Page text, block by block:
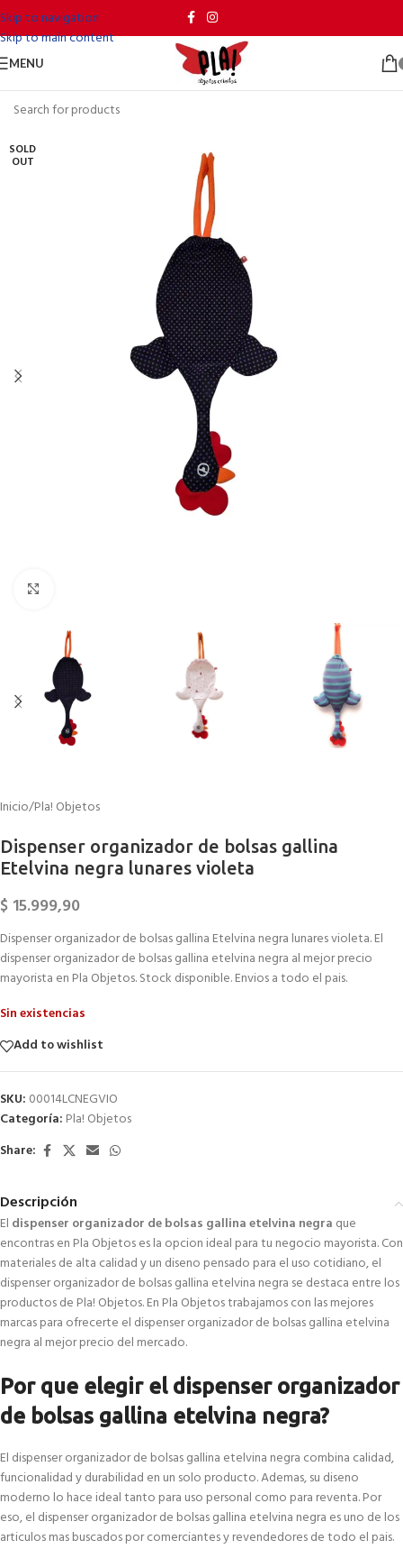
Skip to navigation
Skip to main content
MENU
SOLD
OUT
Inicio/Pla! Objetos
Dispenser organizador de bolsas gallina
Etelvina negra lunares violeta
$ 15.999,90
Dispenser organizador de bolsas gallina Etelvina negra lunares violeta. El
dispenser organizador de bolsas gallina etelvina negra al mejor precio
mayorista en Pla Objetos. Stock disponible. Envios a todo el pais.
Sin existencias
Add to wishlist
SKU: 00014LCNEGVIO
Categoría: Pla! Objetos
Share:
Descripción
El dispenser organizador de bolsas gallina etelvina negra que
encontras en Pla Objetos es la opcion ideal para tu negocio mayorista. Con
materiales de alta calidad y un diseno pensado para el uso cotidiano, el
dispenser organizador de bolsas gallina etelvina negra se destaca entre los
productos de Pla! Objetos. En Pla Objetos trabajamos con las mejores
marcas para ofrecerte el dispenser organizador de bolsas gallina etelvina
negra al mejor precio del mercado.
Por que elegir el dispenser organizador
de bolsas gallina etelvina negra?
El dispenser organizador de bolsas gallina etelvina negra combina calidad,
funcionalidad y durabilidad en un solo producto. Ademas, su diseno
moderno lo hace ideal tanto para uso personal como para reventa. Por
eso, el dispenser organizador de bolsas gallina etelvina negra es uno de los
articulos mas buscados por comerciantes y revendedores de todo el pais.